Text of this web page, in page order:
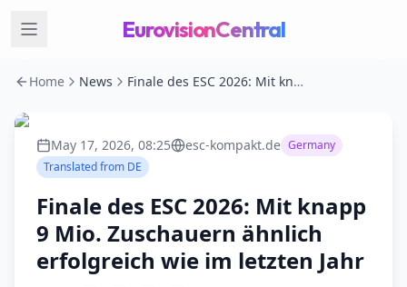
EurovisionCentral
Home News Finale des ESC 2026: Mit knapp 9 Mio. Zuschauern ähnlich erfolgreich wie im letzten Jahr
May 17, 2026, 08:25 esc-kompakt.de Germany
Translated from DE
Finale des ESC 2026: Mit knapp
9 Mio. Zuschauern ähnlich
erfolgreich wie im letzten Jahr